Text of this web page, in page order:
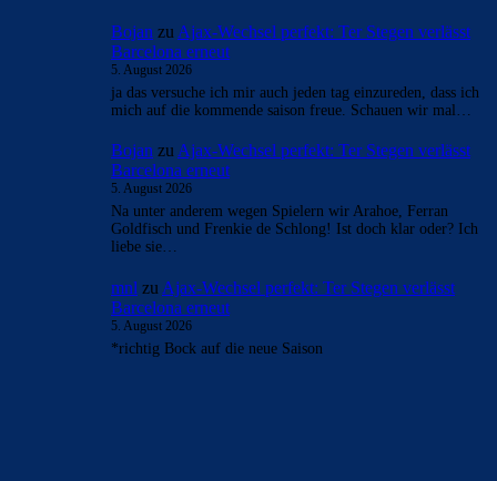
Bojan zu Ajax-Wechsel perfekt: Ter Stegen verlässt
Barcelona erneut
5. August 2026
ja das versuche ich mir auch jeden tag einzureden, dass ich
mich auf die kommende saison freue. Schauen wir mal…
Bojan zu Ajax-Wechsel perfekt: Ter Stegen verlässt
Barcelona erneut
5. August 2026
Na unter anderem wegen Spielern wir Arahoe, Ferran
Goldfisch und Frenkie de Schlong! Ist doch klar oder? Ich
liebe sie…
mnl zu Ajax-Wechsel perfekt: Ter Stegen verlässt
Barcelona erneut
5. August 2026
*richtig Bock auf die neue Saison